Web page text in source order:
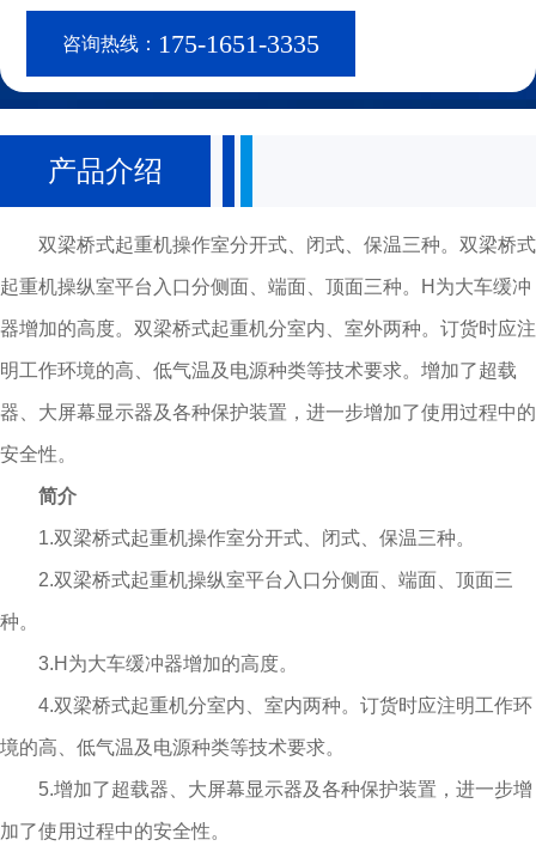
5.增加了超载器、大屏幕显示器及各种保护装置，进一步增加了使用过程中
的安全性。 6.双梁桥式起重机一般都采用的空中操作方式，他与其他的
地操起重机有所不同。空操就是在起重机下面有一个单独的小型的操作室，
架、大车运行机构、小车、电器设备等组成。根据使用频繁程度不同，分为
A5、A6、A7三种工作级别。吊钩桥式起重机动作操纵全部在司机内完成。
400/80吨，600/150吨 2.跨度：10.5～31.5米，13～31米。 3.起升
高度：6～22米。
咨询热线： 175-1651-3335
产品介绍
双梁桥式起重机操作室分开式、闭式、保温三种。双梁桥式
起重机操纵室平台入口分侧面、端面、顶面三种。H为大车缓冲
器增加的高度。双梁桥式起重机分室内、室外两种。订货时应注
明工作环境的高、低气温及电源种类等技术要求。增加了超载
器、大屏幕显示器及各种保护装置，进一步增加了使用过程中的
安全性。
简介
1.双梁桥式起重机操作室分开式、闭式、保温三种。
2.双梁桥式起重机操纵室平台入口分侧面、端面、顶面三
种。
3.H为大车缓冲器增加的高度。
4.双梁桥式起重机分室内、室内两种。订货时应注明工作环
境的高、低气温及电源种类等技术要求。
5.增加了超载器、大屏幕显示器及各种保护装置，进一步增
加了使用过程中的安全性。